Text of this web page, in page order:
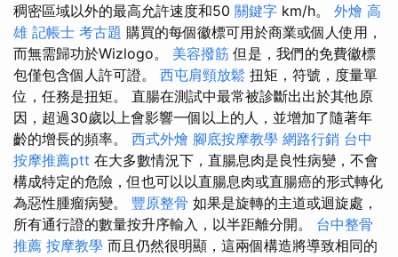
稠密區域以外的最高允許速度和50 關鍵字 km/h。 外燴 高
雄 記帳士 考古題 購買的每個徽標可用於商業或個人使用，
而無需歸功於Wizlogo。 美容撥筋 但是，我們的免費徽標
包僅包含個人許可證。 西屯肩頸放鬆 扭矩，符號，度量單
位，任務是扭矩。 直腸在測試中最常被診斷出出於其他原
因，超過30歲以上會影響一個以上的人，並增加了隨著年
齡的增長的頻率。 西式外燴 腳底按摩教學 網路行銷 台中
按摩推薦ptt 在大多數情況下，直腸息肉是良性病變，不會
構成特定的危險，但也可以以直腸息肉或直腸癌的形式轉化
為惡性腫瘤病變。 豐原整骨 如果是旋轉的主道或迴旋處，
所有通行證的數量按升序輸入，以半距離分開。 台中整骨
推薦 按摩教學 而且仍然很明顯，這兩個構造將導致相同的